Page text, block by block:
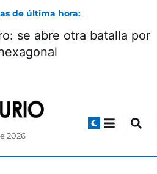
de última hora:
se abre otra batalla por
2026